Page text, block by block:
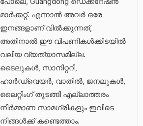
മാർക്കറ്റ്. എന്നാൽ അവർ ഒരേ
ഇനങ്ങളാണ് വിൽക്കുന്നത്,
അതിനാൽ ഈ വിപണികൾക്കിടയിൽ
വലിയ വ്യത്യാസമില്ല.
ടൈലുകൾ, സാനിറ്ററി,
ഹാർഡ്‌വെയർ, വാതിൽ, ജനലുകൾ,
ലൈറ്റിംഗ് തുടങ്ങി എല്ലാത്തരം
നിർമ്മാണ സാമഗ്രികളും ഇവിടെ
നിങ്ങൾക്ക് കണ്ടെത്താം.